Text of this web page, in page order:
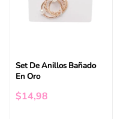
Set De Anillos Bañado
En Oro
$14,98